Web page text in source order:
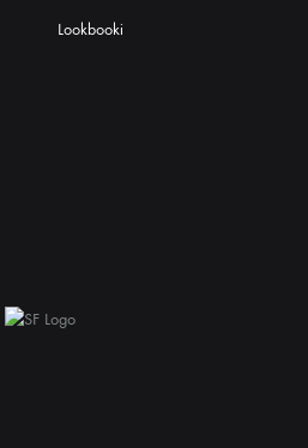
Lookbooki